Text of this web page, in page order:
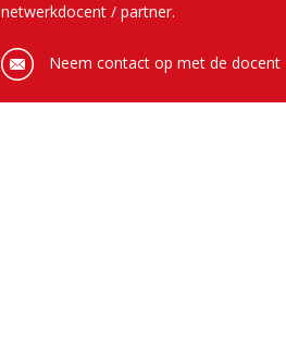
netwerkdocent / partner.
Neem contact op met de docent